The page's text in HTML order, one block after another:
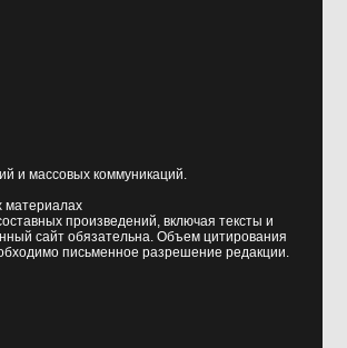
и массовых коммуникаций.
материалах
произведений, включая тексты и
сайт обязательна. Объем цитирования
письменное разрешение редакции.